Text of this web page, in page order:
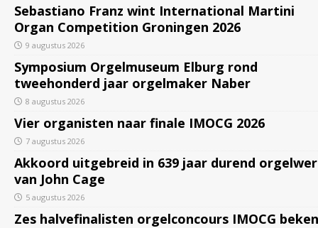
Sebastiano Franz wint International Martini
Organ Competition Groningen 2026
9 augustus 2026
Symposium Orgelmuseum Elburg rond
tweehonderd jaar orgelmaker Naber
8 augustus 2026
Vier organisten naar finale IMOCG 2026
7 augustus 2026
Akkoord uitgebreid in 639 jaar durend
van John Cage
5 augustus 2026
Zes halvefinalisten orgelconcours IMOCG